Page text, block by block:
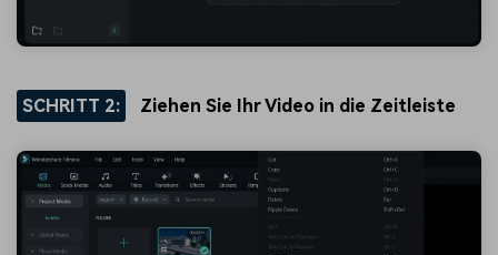
SCHRITT 2: Ziehen Sie Ihr Video in die Zeitleiste